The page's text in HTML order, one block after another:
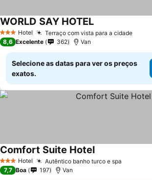
3 EstrelasHotel Terraço com vista para a cidadeVer
WORLD SAY HOTELVer preços
8,6 Excelente 362 Van
Selecione as datas para ver os preços
exatos.
3 EstrelasHotel Autêntico banho turco e spa
Comfort Suite HotelVer preços
7,7 Boa 197 Van